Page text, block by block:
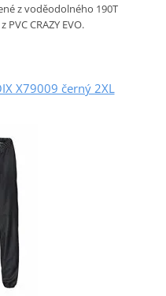
z voděodolného 190T
CRAZY EVO.
X79009 černý 2XL